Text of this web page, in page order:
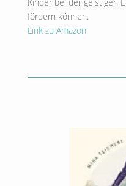
fördern können.
Link zu Amazon